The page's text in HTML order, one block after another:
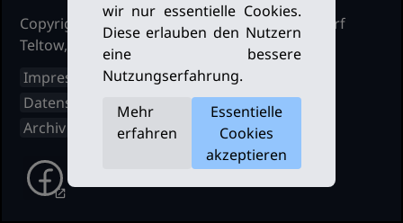
Copyright Ruderclub Kleinmachnow Stahnsdorf
Teltow, 2026. Alle Rechte vorbehalten.
Impressum
Datenschutz
Archiv
wir nur essentielle Cookies.
Diese erlauben den Nutzern
eine bessere
Nutzungserfahrung.
Mehr
erfahren
Essentielle
Cookies
akzeptieren